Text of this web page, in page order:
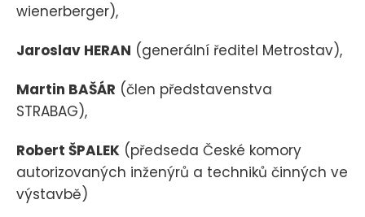
wienerberger),
Jaroslav HERAN (generální ředitel Metrostav),
Martin BAŠÁR (člen představenstva
STRABAG),
Robert ŠPALEK (předseda České komory
autorizovaných inženýrů a techniků činných ve
výstavbě)